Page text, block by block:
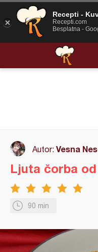
Autor: Vesna
90 min
Ljuta čorba
Recepti -
Recepti.com
Besplatna -